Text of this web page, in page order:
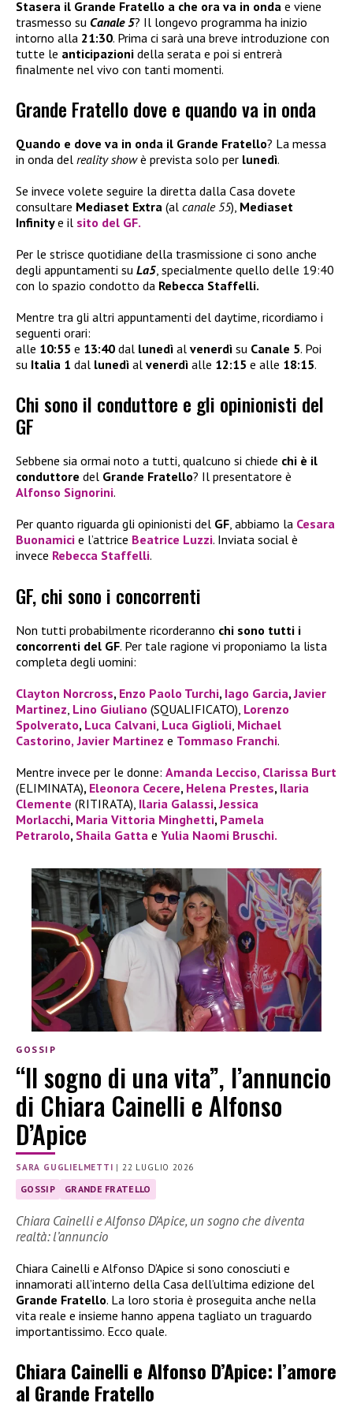
Stasera il Grande Fratello a che ora va in onda e viene
trasmesso su Canale 5? Il longevo programma ha inizio
intorno alla 21:30. Prima ci sarà una breve introduzione con
tutte le anticipazioni della serata e poi si entrerà
finalmente nel vivo con tanti momenti.
Grande Fratello dove e quando va in onda
Quando e dove va in onda il Grande Fratello? La messa
in onda del reality showè prevista solo per lunedì.
Se invece volete seguire la diretta dalla Casa dovete
consultare Mediaset Extra (al canale 55), Mediaset
Infinitye il sito del GF.
Per le strisce quotidiane della trasmissione ci sono anche
degli appuntamenti su La5 , specialmente quello delle 19:40
con lo spazio condotto da Rebecca Staffelli.
Mentre tra gli altri appuntamenti del daytime, ricordiamo i
seguenti orari:
alle 10:55 e 13:40 dal lunedì al venerdì su Canale 5. Poi
su Italia 1 dal lunedì al venerdì alle 12:15 e alle 18:15.
Chi sono il conduttore e gli opinionisti del
GF
Sebbene sia ormai noto a tutti, qualcuno si chiede chi è il
conduttore del Grande Fratello? Il presentatore è
Alfonso Signorini.
Per quanto riguarda gli opinionisti del GF, abbiamo la Cesara
Buonamici e l’attrice Beatrice Luzzi. Inviata social è
invece Rebecca Staffelli.
GF, chi sono i concorrenti
Non tutti probabilmente ricorderanno chi sono tutti i
concorrenti del GF. Per tale ragione vi proponiamo la lista
completa degli uomini:
Clayton Norcross, Enzo Paolo Turchi, Iago Garcia,Javier
Martinez Lino Giuliano (SQUALIFICATO), Lorenzo
Spolverato, Luca Calvani Luca Giglioli Michael
Castorino, Javier Martinez e Tommaso Franchi.
Mentre invece per le donne: Amanda Lecciso, Clarissa Burt
(ELIMINATA), Eleonora Cecere, Helena Prestes, Ilaria
Clemente (RITIRATA), Ilaria Galassi,Jessica
Morlacchi, Maria Vittoria Minghetti, Pamela
Petrarolo, Shaila Gatta e Yulia Naomi Bruschi.
GOSSIP
“Il sogno di una vita”, l’annuncio
di Chiara Cainelli e Alfonso
D’Apice
SARA GUGLIELMETTI |22 LUGLIO 2026
GOSSIP GRANDE FRATELLO
Chiara Cainelli e Alfonso D’Apice, un sogno che diventa
realtà: l’annuncio
Chiara Cainelli e Alfonso D’Apice si sono conosciuti e
innamorati all’interno della Casa dell’ultima edizione del
Grande Fratello. La loro storia è proseguita anche nella
vita reale e insieme hanno appena tagliato un traguardo
importantissimo. Ecco quale.
Chiara Cainelli e Alfonso D’Apice: l’amore
al Grande Fratello